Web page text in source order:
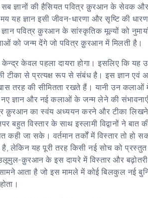
सब ज्ञानों की हैसियत पवित्र क़ुरआन के सेवक
यह ज्ञान इसी जीवन-धारणा और सृष्टि की
पवित्र क़ुरआन के सांस्कृतिक मूल्यों को
को जन्म देंगे जो पवित्र क़ुरआन में मिलती है।
केवल पहला दायरा होगा। इसलिए कि यह
टीका से प्रत्यक्ष रूप से संबंध है। इस ज्ञान एवं
तरह की सीमितता रखते हैं। यानी उन कलाओं
ज्ञान और नई कलाओं के जन्म लेने की
क़ुरआन का स्वंय अध्ययन करने और टीका लिखने
बहुत विस्तार के साथ इस्लामी विद्वानों ने
कही जा सके। वर्तमान तर्कों में विस्तार तो हो
है, लेकिन यह पूरी तरह किसी नई सोच को
क़ुरआन के इस दायरे में विस्तार और
सामने आता है जो इस मामले में कोई बिलकुल नई